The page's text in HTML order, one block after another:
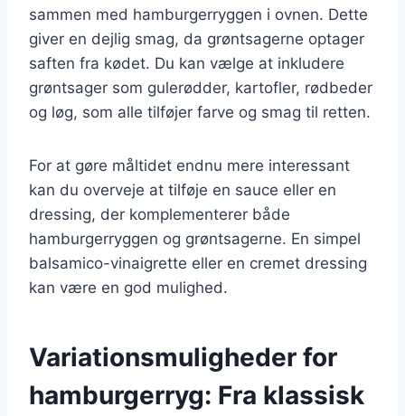
sammen med hamburgerryggen i ovnen. Dette
giver en dejlig smag, da grøntsagerne optager
saften fra kødet. Du kan vælge at inkludere
grøntsager som gulerødder, kartofler, rødbeder
og løg, som alle tilføjer farve og smag til retten.
For at gøre måltidet endnu mere interessant
kan du overveje at tilføje en sauce eller en
dressing, der komplementerer både
hamburgerryggen og grøntsagerne. En simpel
balsamico-vinaigrette eller en cremet dressing
kan være en god mulighed.
Variationsmuligheder for
hamburgerryg: Fra klassisk